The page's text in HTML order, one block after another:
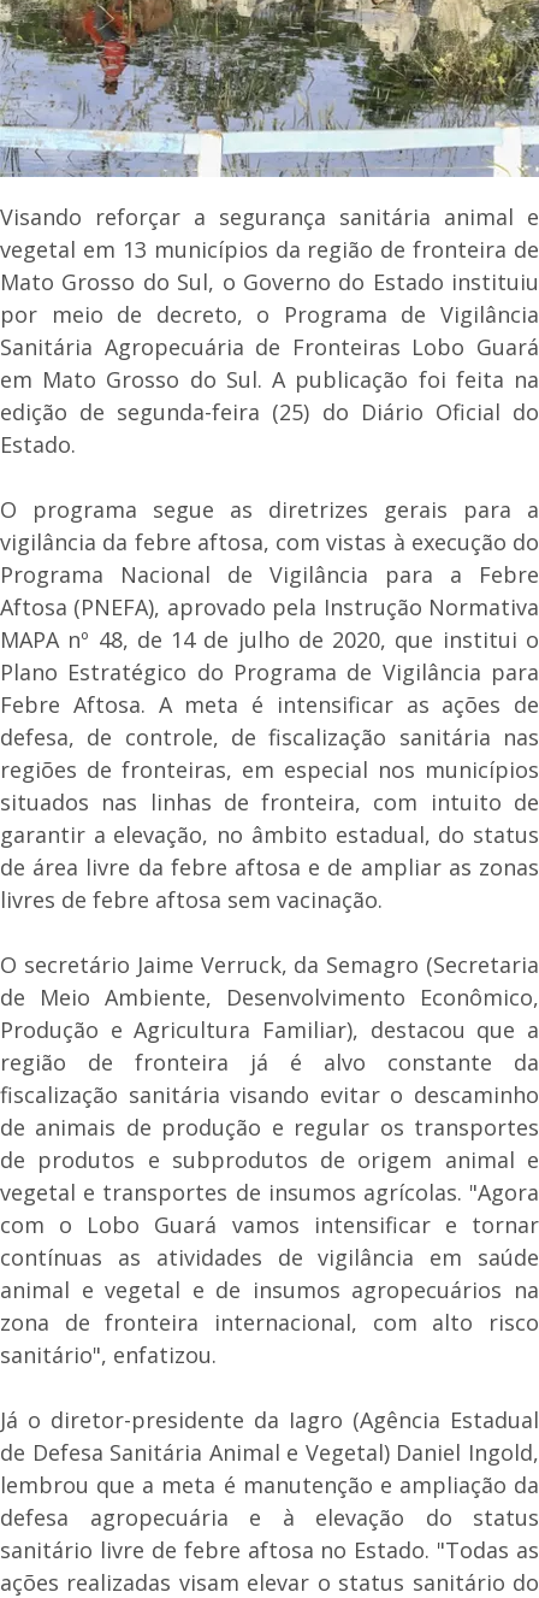
Visando reforçar a segurança sanitária animal e
vegetal em 13 municípios da região de fronteira de
Mato Grosso do Sul, o Governo do Estado instituiu
por meio de decreto, o Programa de Vigilância
Sanitária Agropecuária de Fronteiras Lobo Guará
em Mato Grosso do Sul. A publicação foi feita na
edição de segunda-feira (25) do Diário Oficial do
Estado.
O programa segue as diretrizes gerais para a
vigilância da febre aftosa, com vistas à execução do
Programa Nacional de Vigilância para a Febre
Aftosa (PNEFA), aprovado pela Instrução Normativa
MAPA nº 48, de 14 de julho de 2020, que institui o
Plano Estratégico do Programa de Vigilância para
Febre Aftosa. A meta é intensificar as ações de
defesa, de controle, de fiscalização sanitária nas
regiões de fronteiras, em especial nos municípios
situados nas linhas de fronteira, com intuito de
garantir a elevação, no âmbito estadual, do status
de área livre da febre aftosa e de ampliar as zonas
livres de febre aftosa sem vacinação.
O secretário Jaime Verruck, da Semagro (Secretaria
de Meio Ambiente, Desenvolvimento Econômico,
Produção e Agricultura Familiar), destacou que a
região de fronteira já é alvo constante da
fiscalização sanitária visando evitar o descaminho
de animais de produção e regular os transportes
de produtos e subprodutos de origem animal e
vegetal e transportes de insumos agrícolas. "Agora
com o Lobo Guará vamos intensificar e tornar
contínuas as atividades de vigilância em saúde
animal e vegetal e de insumos agropecuários na
zona de fronteira internacional, com alto risco
sanitário", enfatizou.
Já o diretor-presidente da Iagro (Agência Estadual
de Defesa Sanitária Animal e Vegetal) Daniel Ingold,
lembrou que a meta é manutenção e ampliação da
defesa agropecuária e à elevação do status
sanitário livre de febre aftosa no Estado. "Todas as
ações realizadas visam elevar o status sanitário do